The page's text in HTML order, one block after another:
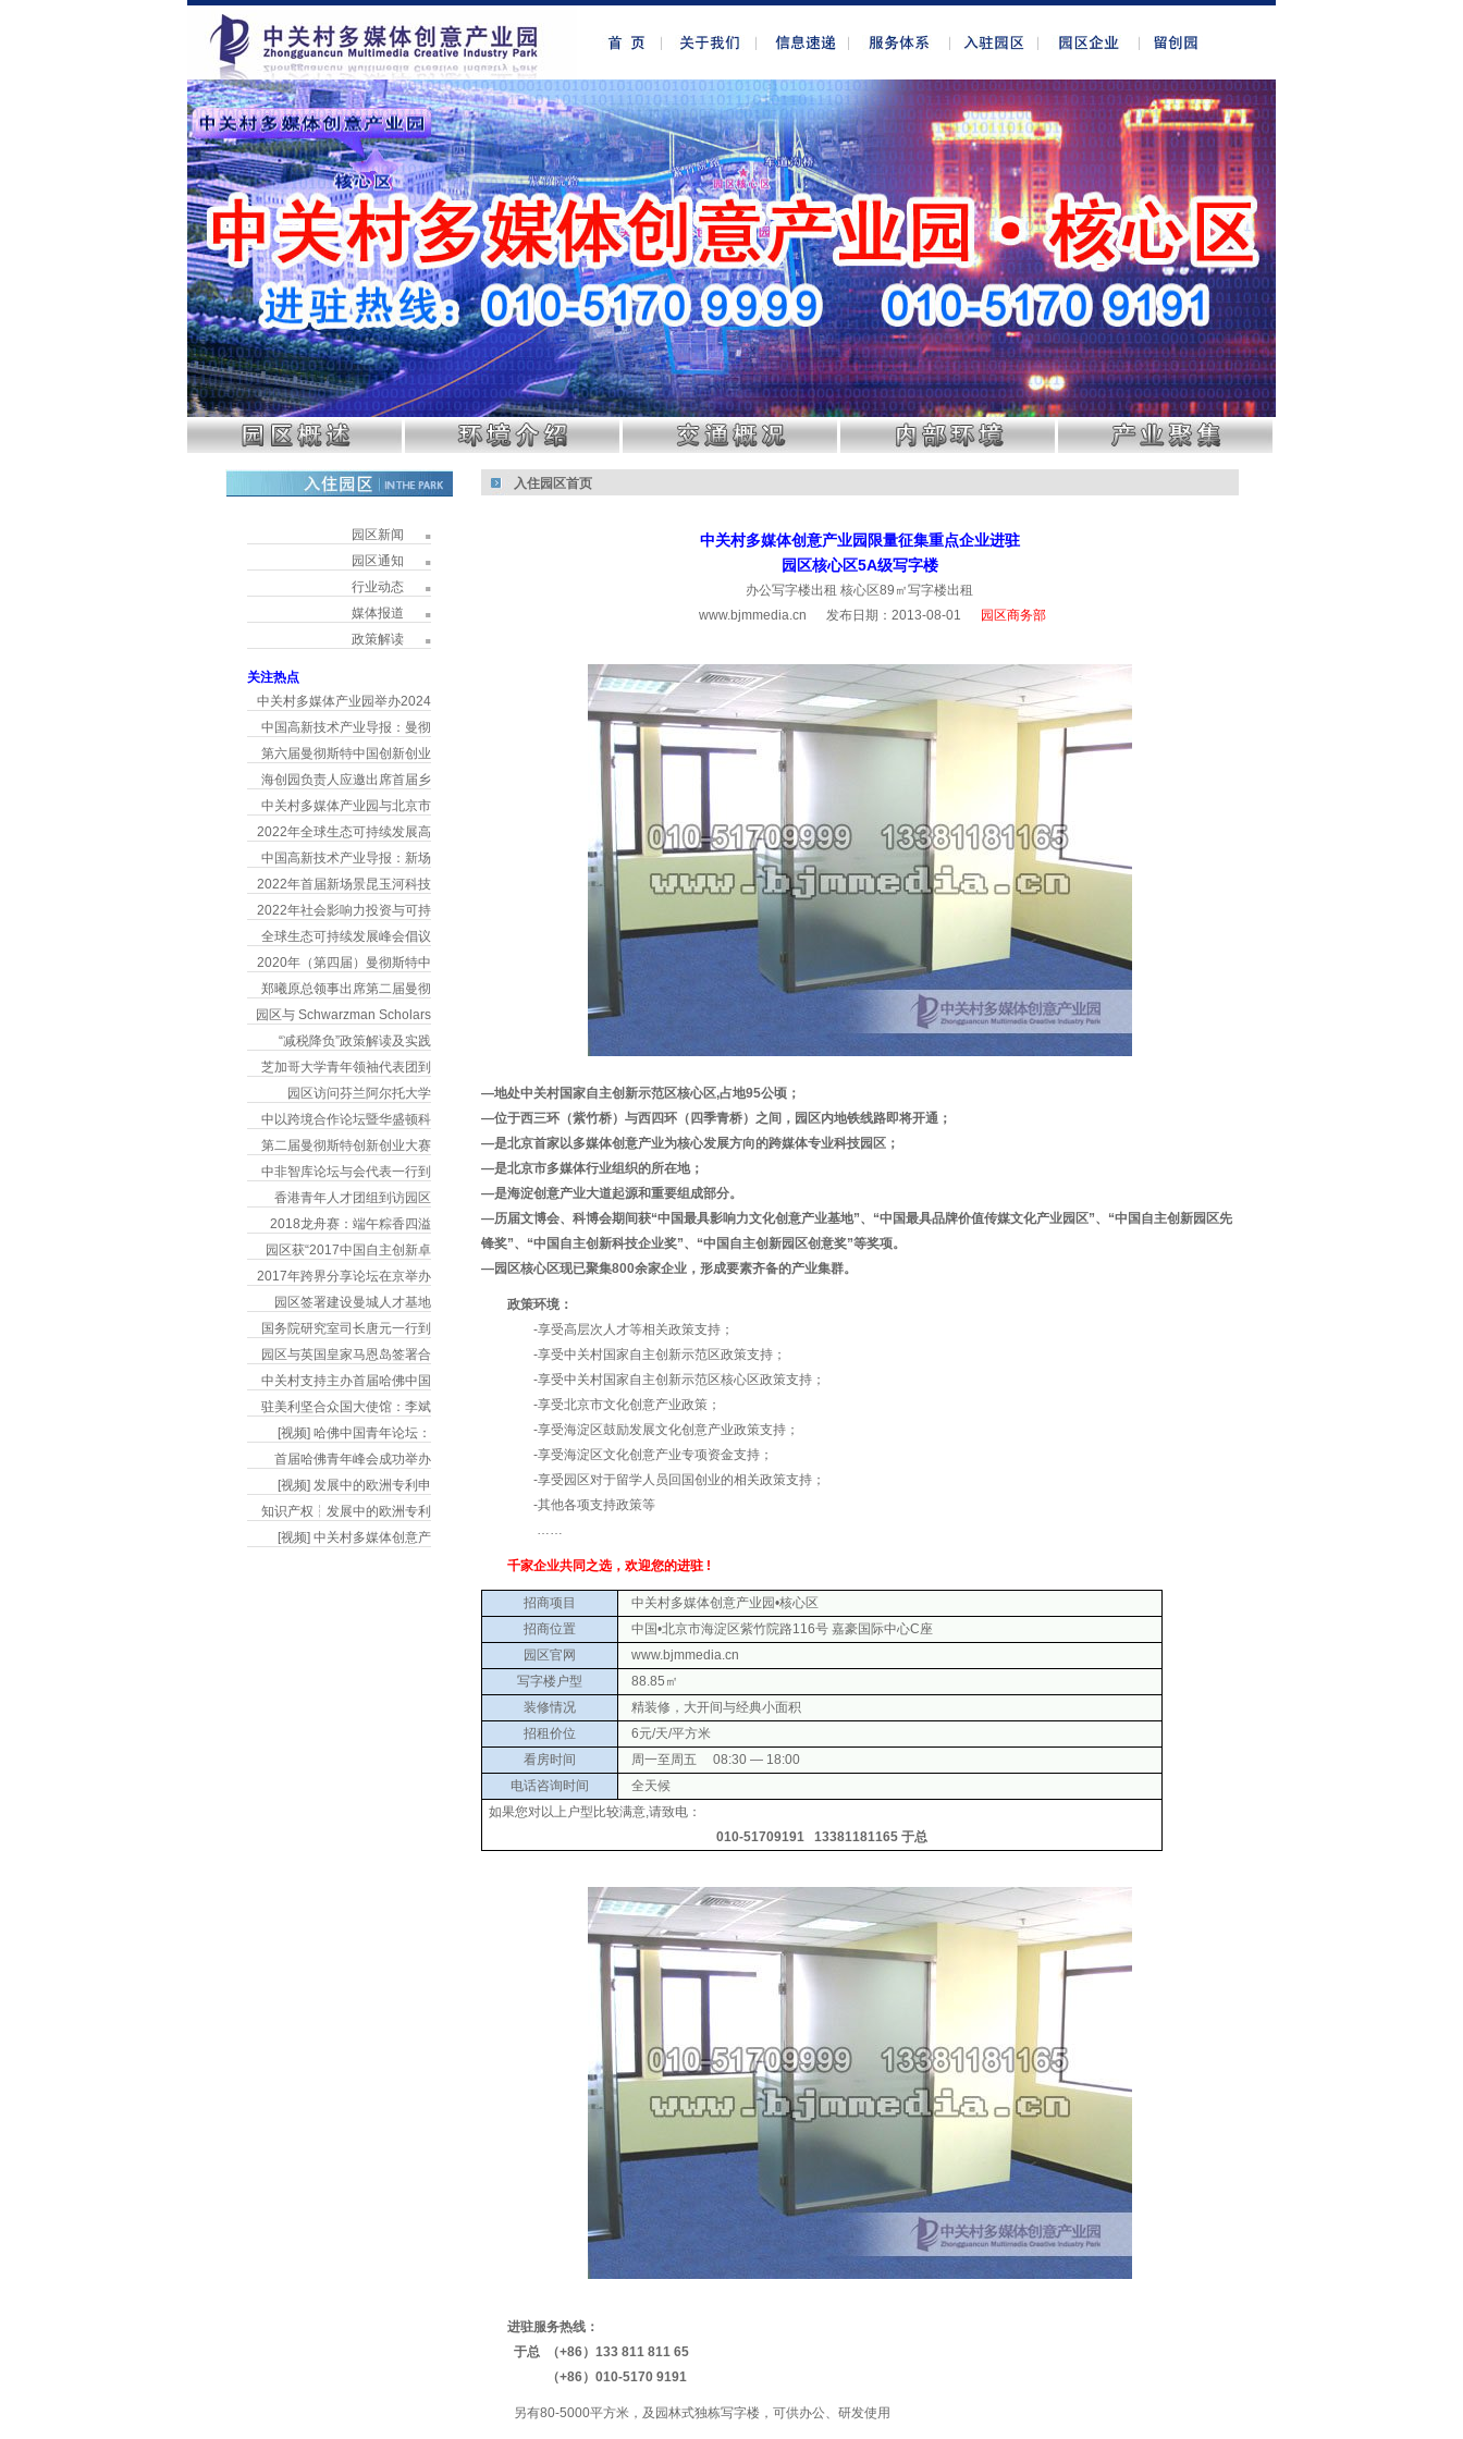
园区新闻
园区通知
行业动态
媒体报道
政策解读
关注热点
中关村多媒体产业园举办2024
中国高新技术产业导报：曼彻
第六届曼彻斯特中国创新创业
海创园负责人应邀出席首届乡
中关村多媒体产业园与北京市
2022年全球生态可持续发展高
中国高新技术产业导报：新场
2022年首届新场景昆玉河科技
2022年社会影响力投资与可持
全球生态可持续发展峰会倡议
2020年（第四届）曼彻斯特中
郑曦原总领事出席第二届曼彻
园区与 Schwarzman Scholars
“减税降负”政策解读及实践
芝加哥大学青年领袖代表团到
园区访问芬兰阿尔托大学
中以跨境合作论坛暨华盛顿科
第二届曼彻斯特创新创业大赛
中非智库论坛与会代表一行到
香港青年人才团组到访园区
2018龙舟赛：端午粽香四溢
园区获“2017中国自主创新卓
2017年跨界分享论坛在京举办
园区签署建设曼城人才基地
国务院研究室司长唐元一行到
园区与英国皇家马恩岛签署合
中关村支持主办首届哈佛中国
驻美利坚合众国大使馆：李斌
[视频] 哈佛中国青年论坛：
首届哈佛青年峰会成功举办
[视频] 发展中的欧洲专利申
知识产权┆发展中的欧洲专利
[视频] 中关村多媒体创意产
入住园区首页
中关村多媒体创意产业园限量征集重点企业进驻
园区核心区5A级写字楼
办公写字楼出租 核心区89㎡写字楼出租
www.bjmmedia.cn 发布日期：2013-08-01
园区商务部
―地处中关村国家自主创新示范区核心区,占地95公顷；
―位于西三环（紫竹桥）与西四环（四季青桥）之间，园区内地铁线路即将开通；
―是北京首家以多媒体创意产业为核心发展方向的跨媒体专业科技园区；
―是北京市多媒体行业组织的所在地；
―是海淀创意产业大道起源和重要组成部分。
―历届文博会、科博会期间获“中国最具影响力文化创意产业基地”、“中国最具品牌价值传媒文化产业园区”、“中国自主创新园区先
锋奖”、“中国自主创新科技企业奖”、“中国自主创新园区创意奖”等奖项。
―园区核心区现已聚集800余家企业，形成要素齐备的产业集群。
政策环境：
-享受高层次人才等相关政策支持；
-享受中关村国家自主创新示范区政策支持；
-享受中关村国家自主创新示范区核心区政策支持；
-享受北京市文化创意产业政策；
-享受海淀区鼓励发展文化创意产业政策支持；
-享受海淀区文化创意产业专项资金支持；
-享受园区对于留学人员回国创业的相关政策支持；
-其他各项支持政策等
……
千家企业共同之选，欢迎您的进驻 !
招商项目
中关村多媒体创意产业园•核心区
招商位置
中国•北京市海淀区紫竹院路116号 嘉豪国际中心C座
园区官网
www.bjmmedia.cn
写字楼户型
88.85㎡
装修情况
精装修，大开间与经典小面积
招租价位
6元/天/平方米
看房时间
周一至周五 08:30 — 18:00
电话咨询时间
全天候
如果您对以上户型比较满意,请致电：
010-51709191
13381181165 于总
进驻服务热线：
于总 （+86）133 811 811 65
（+86）010-5170 9191
另有80-5000平方米，及园林式独栋写字楼，可供办公、研发使用